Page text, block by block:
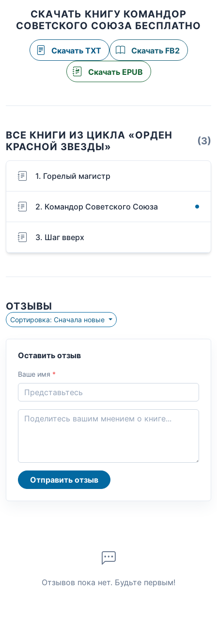
СКАЧАТЬ КНИГУ КОМАНДОР
СОВЕТСКОГО СОЮЗА БЕСПЛАТНО
Скачать TXT Скачать FB2
Скачать EPUB
ВСЕ КНИГИ ИЗ ЦИКЛА «ОРДЕН
КРАСНОЙ ЗВЕЗДЫ»
(3)
1. Горелый магистр
2. Командор Советского Союза
3. Шаг вверх
ОТЗЫВЫ
Сортировка: Сначала новые
Оставить отзыв
Ваше имя *
Отправить отзыв
Отзывов пока нет. Будьте первым!